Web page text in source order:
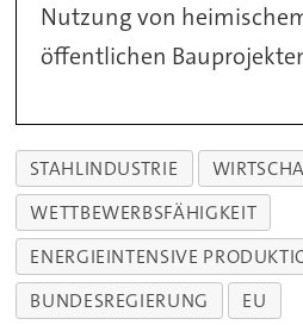
Nutzung von
öffentlichen
STAHLINDUSTRIE
WETTBEWERBSFÄHIGKEIT
ENERGIEINTENSIVE
BUNDESREGIERUNG
EU